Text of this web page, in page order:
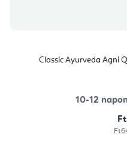
Classic Ayurveda Agni
10-12